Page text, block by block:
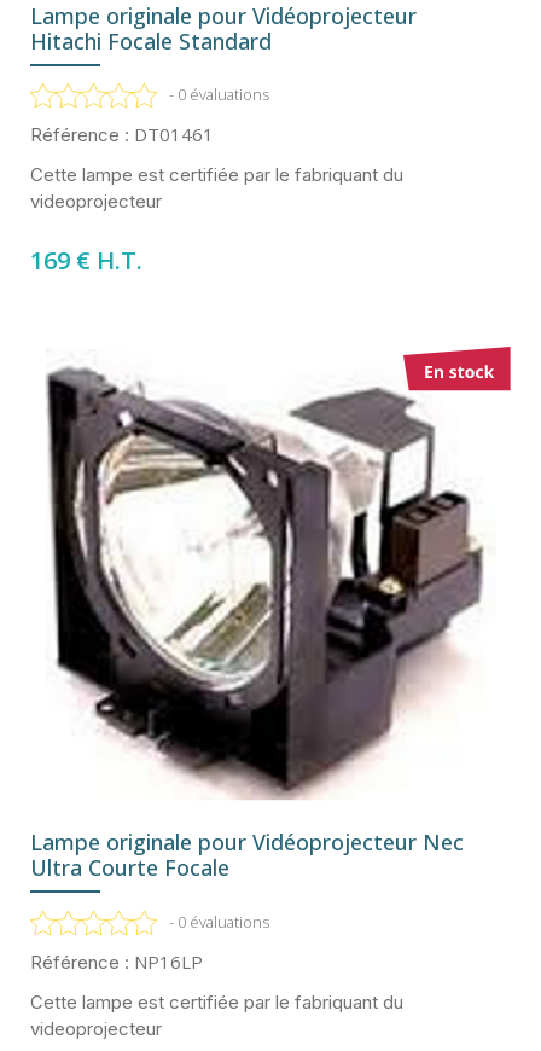
Lampe originale pour Vidéoprojecteur
Hitachi Focale Standard
- 0 évaluations
Référence : DT01461
Cette lampe est certifiée par le fabriquant du
videoprojecteur
169 € H.T.
Lampe originale pour Vidéoprojecteur Nec
Ultra Courte Focale
- 0 évaluations
Référence : NP16LP
Cette lampe est certifiée par le fabriquant du
videoprojecteur